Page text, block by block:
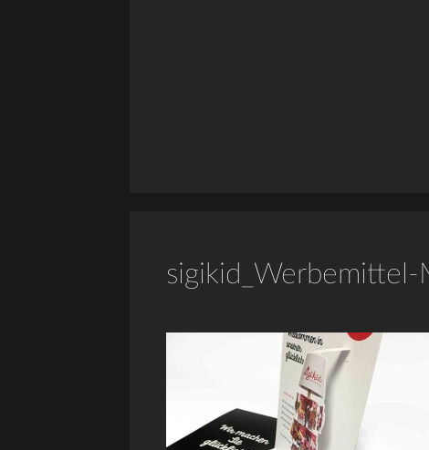
sigikid_Werbemittel-